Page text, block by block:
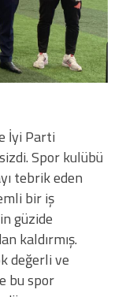
İyi Parti
Spor kulübü
tebrik eden
bir iş
güzide
kaldırmış.
değerli ve
bu spor